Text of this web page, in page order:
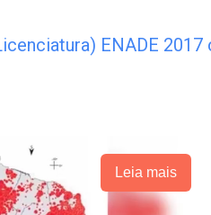
ENADE 2017
Leia mais